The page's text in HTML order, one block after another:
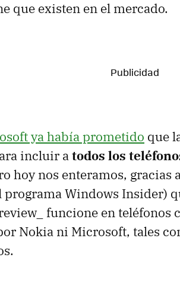
que existen en el mercado.
ya había prometido que
incluir atodos los
hoy nos enteramos, gracias
programa Windows Insider)
funcione en teléfonos
Nokia ni Microsoft, tales